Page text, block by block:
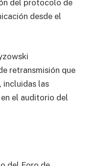
del protocolo de
desde el
retransmisión que
incluidas las
el auditorio del